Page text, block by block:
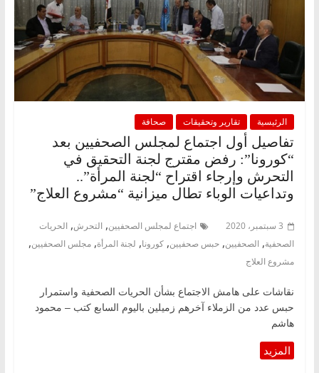
الرئيسية تقارير وتحقيقات صحافة
تفاصيل أول اجتماع لمجلس الصحفيين بعد
“كورونا”: رفض مقترج لجنة التحقيق في
التحرش وإرجاء اقتراح “لجنة المرأة”..
وتداعيات الوباء تطال ميزانية “مشروع العلاج”
3 سبتمبر، 2020 اجتماع لمجلس الصحفيين, التحرش, الحريات
الصحفية, الصحفيين, حبس صحفيين, كورونا, لجنة المرأة, مجلس الصحفيين,
مشروع العلاج
نقاشات على هامش الاجتماع بشأن الحريات الصحفية واستمرار
حبس عدد من الزملاء آخرهم زميلين باليوم السابع كتب – محمود
هاشم